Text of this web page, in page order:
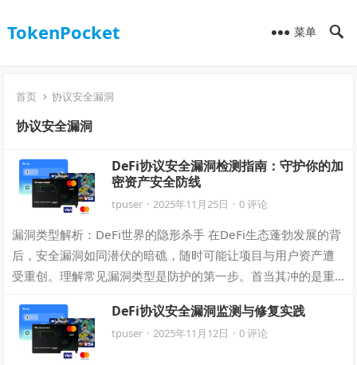
TokenPocket 菜单
首页 协议安全漏洞
协议安全漏洞
DeFi协议安全漏洞检测指南：守护你的加
密资产安全防线
tpuser · 2025年11月25日 · 0 评论
漏洞类型解析：DeFi世界的隐形杀手 在DeFi生态蓬勃发展的背
后，安全漏洞如同潜伏的暗礁，随时可能让项目与用户资产遭
受重创。理解常见漏洞类型是防护的第一步。首当其冲的是重
DeFi协议安全漏洞监测与修复实践
tpuser · 2025年11月12日 · 0 评论